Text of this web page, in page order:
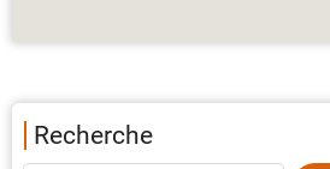
Recherche